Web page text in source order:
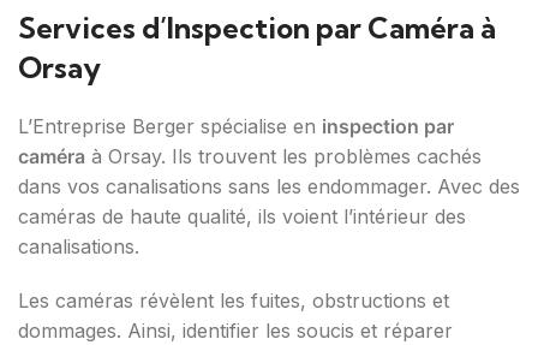
Services d’Inspection par Caméra à
Orsay
L’Entreprise Berger spécialise en inspection par
caméra à Orsay. Ils trouvent les problèmes cachés
dans vos canalisations sans les endommager. Avec des
caméras de haute qualité, ils voient l’intérieur des
canalisations.
Les caméras révèlent les fuites, obstructions et
dommages. Ainsi, identifier les soucis et réparer